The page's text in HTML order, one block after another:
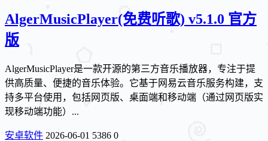
AlgerMusicPlayer(免费听歌) v5.1.0 官方
版
AlgerMusicPlayer是一款开源的第三方音乐播放器，专注于提
供高质量、便捷的音乐体验。它基于网易云音乐服务构建，支
持多平台使用，包括网页版、桌面端和移动端（通过网页版实
现移动端功能）...
安卓软件 2026-06-01 5386 0